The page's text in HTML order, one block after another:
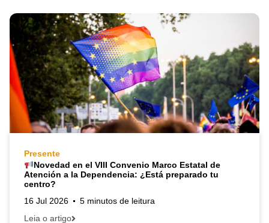
Presente
Novedad en el VIII Convenio Marco Estatal de
Atención a la Dependencia: ¿Está preparado tu
centro?
16 Jul 2026
5 minutos de leitura
Leia o artigo